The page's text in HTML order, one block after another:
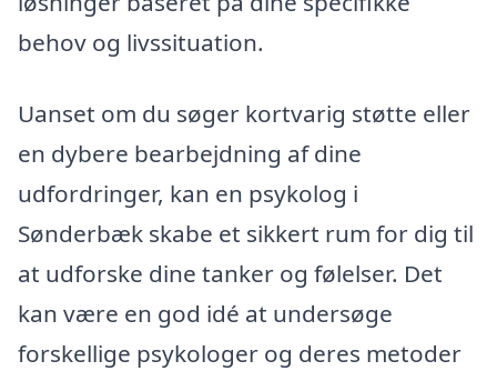
behov og livssituation.
Uanset om du søger kortvarig støtte eller
en dybere bearbejdning af dine
udfordringer, kan en psykolog i
Sønderbæk skabe et sikkert rum for dig til
at udforske dine tanker og følelser. Det
kan være en god idé at undersøge
forskellige psykologer og deres metoder